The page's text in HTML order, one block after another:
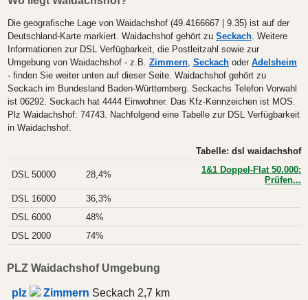
Die geografische Lage von Waidachshof (49.4166667 | 9.35) ist auf der
Deutschland-Karte markiert. Waidachshof gehört zu Seckach. Weitere
Informationen zur DSL Verfügbarkeit, die Postleitzahl sowie zur
Umgebung von Waidachshof - z.B. Zimmern, Seckach oder Adelsheim
- finden Sie weiter unten auf dieser Seite. Waidachshof gehört zu
Seckach im Bundesland Baden-Württemberg. Seckachs Telefon Vorwahl
ist 06292. Seckach hat 4444 Einwohner. Das Kfz-Kennzeichen ist MOS.
Plz Waidachshof: 74743. Nachfolgend eine Tabelle zur DSL Verfügbarkeit
in Waidachshof.
Tabelle: dsl waidachshof
DSL 50000 28,4%
1&1 Doppel-Flat 50.000:
Prüfen...
DSL 16000
36,3%
DSL 6000
48%
DSL 2000
74%
PLZ Waidachshof Umgebung
plz Zimmern Seckach 2,7 km